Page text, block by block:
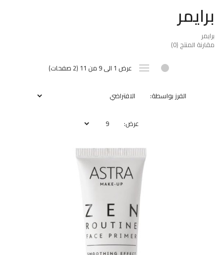
برايمر
برايمر
مقارنة المنتج (0)
عرض 1 الى 9 من 11 (2 صفحات)
الفرز بواسطة:
عرض: